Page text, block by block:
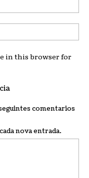
in this browser for
comentarios
nova entrada.